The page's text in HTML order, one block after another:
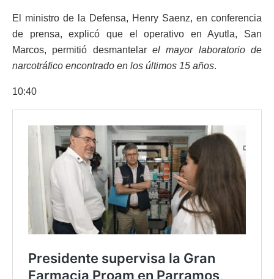
El ministro de la Defensa, Henry Saenz, en conferencia
de prensa, explicó que el operativo en Ayutla, San
Marcos, permitió desmantelar el mayor laboratorio de
narcotráfico encontrado en los últimos 15 años.
10:40